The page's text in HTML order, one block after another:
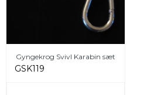
Gyngekrog Svivl Karabin sæt
GSK119